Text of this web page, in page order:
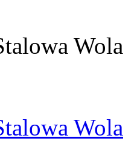
Wola
Wola